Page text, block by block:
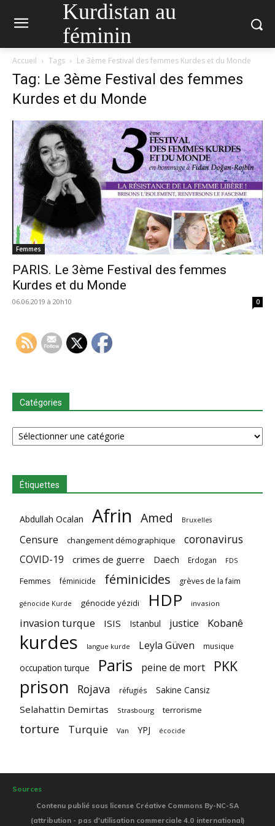
Kurdistan au
féminin
Accueil Tags Le 3ème Festival des femmes Kurdes et du Monde
Tag: Le 3ème Festival des femmes
Kurdes et du Monde
Femmes
PARIS. Le 3ème Festival des femmes
Kurdes et du Monde
06.06.2019 à 20h10 0
Catégories
Catégories
Étiquettes
Abdullah Ocalan Afrin Amed Bruxelles
Censure changement démographique coronavirus
COVID-19 crimes de guerre Daech Erdogan FDS
Femmes féminicide féminicides grèves de la faim
génocide Kurde génocide yézidi HDP invasion
invasion turque ISIS Istanbul justice Kobanê
kurdes langue kurde Leyla Güven musique
occupation turque Paris peine de mort PKK
prison Rojava réfugiés Sakine Cansiz
Selahattin Demirtas Strasbourg terrorisme
torture Turquie Van YPJ écocide
Sources
Contenu publié sous license Créative Commons By-NC-SA
(attribution - pas d'utilisation commerciale 4.0 international)